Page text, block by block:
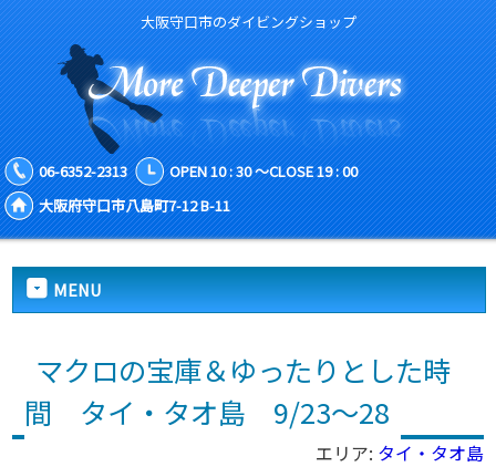
大阪守口市のダイビングショップ
06-6352-2313
OPEN 10 : 30 ～CLOSE 19 : 00
大阪府守口市八島町7-12 B-11
MENU
マクロの宝庫＆ゆったりとした時
間 タイ・タオ島 9/23～28
エリア: タイ・タオ島